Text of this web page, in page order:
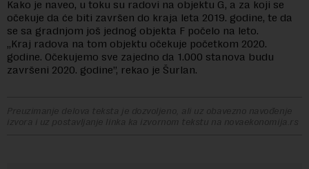
Kako je naveo, u toku su radovi na objektu G, a za koji se
očekuje da će biti završen do kraja leta 2019. godine, te da
se sa gradnjom još jednog objekta F počelo na leto.
„Kraj radova na tom objektu očekuje početkom 2020.
godine. Očekujemo sve zajedno da 1.000 stanova budu
završeni 2020. godine”, rekao je Šurlan.
Preuzimanje delova teksta je dozvoljeno, ali uz obavezno navođenje
izvora i uz postavljanje linka ka izvornom tekstu na novaekonomija.rs